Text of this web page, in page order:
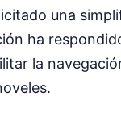
una
ha
la